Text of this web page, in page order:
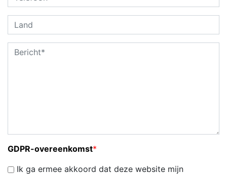
GDPR-overeenkomst*
Ik ga ermee akkoord dat deze website mijn